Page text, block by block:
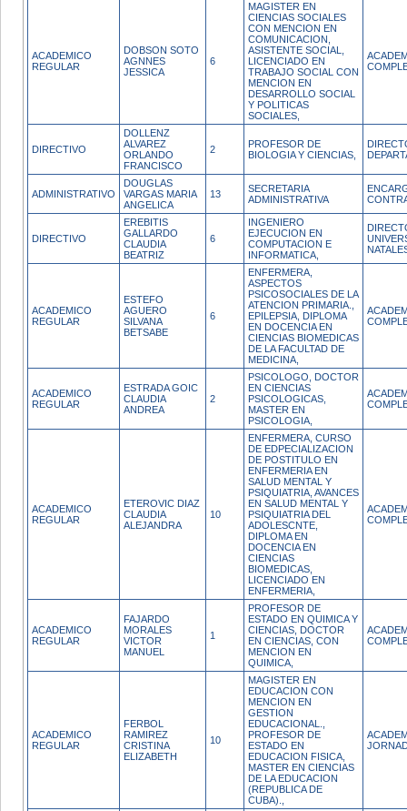
ACADEMICO
REGULAR
DOBSON SOTO
AGNNES
JESSICA
6
MAGISTER EN
CIENCIAS SOCIALES
CON MENCION EN
COMUNICACION,
ASISTENTE SOCIAL,
LICENCIADO EN
TRABAJO SOCIAL CON
MENCION EN
DESARROLLO SOCIAL
Y POLITICAS
SOCIALES,
DIRECTIVO
DOLLENZ
ALVAREZ
ORLANDO
FRANCISCO
2
PROFESOR DE
BIOLOGIA Y CIENCIAS,
ADMINISTRATIVO
DOUGLAS
VARGAS MARIA
ANGELICA
13
SECRETARIA
ADMINISTRATIVA
DIRECTIVO
EREBITIS
GALLARDO
CLAUDIA
BEATRIZ
6
INGENIERO
EJECUCION EN
COMPUTACION E
INFORMATICA,
ACADEMICO
REGULAR
ESTEFO
AGUERO
SILVANA
BETSABE
6
ENFERMERA,
ASPECTOS
PSICOSOCIALES DE LA
ATENCION PRIMARIA.,
EPILEPSIA, DIPLOMA
EN DOCENCIA EN
CIENCIAS BIOMEDICAS
DE LA FACULTAD DE
MEDICINA,
ACADEMICO
REGULAR
ESTRADA GOIC
CLAUDIA
ANDREA
2
PSICOLOGO, DOCTOR
EN CIENCIAS
PSICOLOGICAS,
MASTER EN
PSICOLOGIA,
ACADEMICO
REGULAR
ETEROVIC DIAZ
CLAUDIA
ALEJANDRA
10
ENFERMERA, CURSO
DE EDPECIALIZACION
DE POSTITULO EN
ENFERMERIA EN
SALUD MENTAL Y
PSIQUIATRIA, AVANCES
EN SALUD MENTAL Y
PSIQUIATRIA DEL
ADOLESCNTE,
DIPLOMA EN
DOCENCIA EN
CIENCIAS
BIOMEDICAS,
LICENCIADO EN
ENFERMERIA,
ACADEMICO
REGULAR
FAJARDO
MORALES
VICTOR
MANUEL
1
PROFESOR DE
ESTADO EN QUIMICA Y
CIENCIAS, DOCTOR
EN CIENCIAS, CON
MENCION EN
QUIMICA,
ACADEMICO
REGULAR
FERBOL
RAMIREZ
CRISTINA
ELIZABETH
10
MAGISTER EN
EDUCACION CON
MENCION EN
GESTION
EDUCACIONAL.,
PROFESOR DE
ESTADO EN
EDUCACION FISICA,
MASTER EN CIENCIAS
DE LA EDUCACION
(REPUBLICA DE
CUBA).,